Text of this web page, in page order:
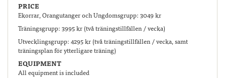
PRICE
Ekorrar, Orangutanger och Ungdomsgrupp: 3049 kr
Träningsgrupp: 3995 kr (två träningstillfällen / vecka)
Utvecklingsgrupp: 4295 kr (två träningstillfällen / vecka, samt
träningsplan för ytterligare träning)
EQUIPMENT
All equipment is included